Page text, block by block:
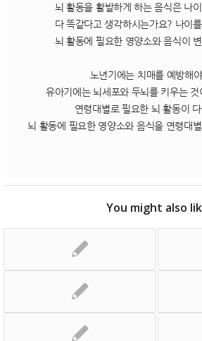
뇌 활동을 활발하게 하는 음식은 나
다 똑같다고 생각하시는가요? 나이
뇌 활동에 필요한 영양소와 음식이
노년기에는 치매를 예방해야
유아기에는 뇌세포와 두뇌를 키우는 것
연령대별로 필요한 뇌 활동이
뇌 활동에 필요한 영양소와 음식을 연령대
You might also